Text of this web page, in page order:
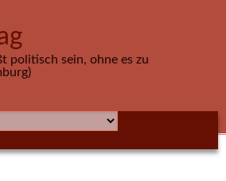
politisch sein, ohne es zu